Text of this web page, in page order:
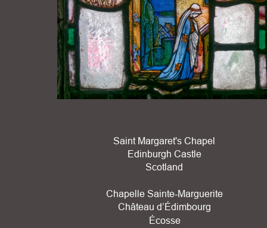
Saint Margaret's Chapel
Edinburgh Castle
Scotland
Chapelle Sainte-Marguerite
Château d’Édimbourg
Écosse